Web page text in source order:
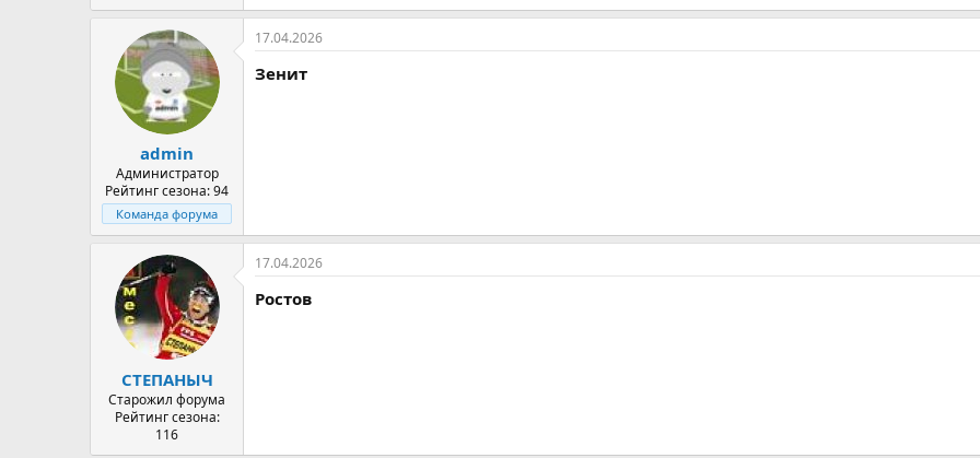
admin
Администратор
Рейтинг сезона: 94
Команда форума
17.04.2026
Зенит
СТЕПАНЫЧ
Старожил форума
Рейтинг сезона:
116
17.04.2026
Ростов